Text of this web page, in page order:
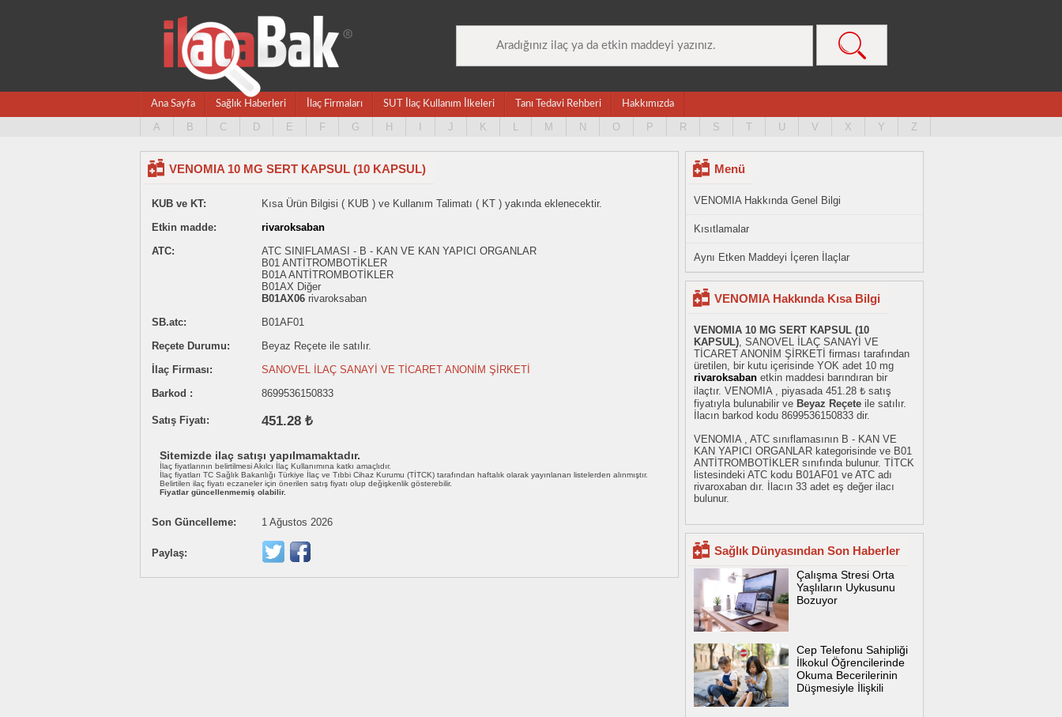
Ana Sayfa Sağlık Haberleri İlaç Firmaları SUT İlaç Kullanım İlkeleri Tanı Tedavi Rehberi Hakkımızda
A B C D E F G H J K L M N O P R S T U V X Y Z
VENOMIA 10 MG SERT KAPSUL (10 KAPSUL)
KUB ve KT:
Kısa Ürün Bilgisi ( KUB ) ve Kullanım Talimatı ( KT ) yakında eklenecektir.
Etkin madde:
rivaroksaban
ATC:
ATC SINIFLAMASI - B - KAN VE KAN YAPICI ORGANLAR
B01 ANTİTROMBOTİKLER
B01A ANTİTROMBOTİKLER
B01AX Diğer
B01AX06 rivaroksaban
SB.atc:
B01AF01
Reçete Durumu:
Beyaz Reçete ile satılır.
İlaç Firması:
SANOVEL İLAÇ SANAYİ VE TİCARET ANONİM ŞİRKETİ
Barkod :
8699536150833
Satış Fiyatı: 451.28 ₺
Sitemizde ilaç satışı yapılmamaktadır.
İlaç fiyatlarının belirtilmesi Akılcı İlaç Kullanımına katkı amaçlıdır.
İlaç fiyatları TC Sağlık Bakanlığı Türkiye İlaç ve Tıbbi Cihaz Kurumu (TİTCK) tarafından haftalık olarak yayınlanan listelerden alınmıştır.
Belirtilen ilaç fiyatı eczaneler için önerilen satış fiyatı olup değişkenlik gösterebilir.
Fiyatlar güncellenmemiş olabilir.
Son Güncelleme: 1 Ağustos 2026
Paylaş:
Menü
VENOMIA Hakkında Genel Bilgi
Kısıtlamalar
Aynı Etken Maddeyi İçeren İlaçlar
VENOMIA Hakkında Kısa Bilgi
VENOMIA 10 MG SERT KAPSUL (10
KAPSUL), SANOVEL İLAÇ SANAYİ VE
TİCARET ANONİM ŞİRKETİ firması tarafından
üretilen, bir kutu içerisinde YOK adet 10 mg
rivaroksaban etkin maddesi barındıran bir
ilaçtır. VENOMIA , piyasada 451.28 ₺ satış
fiyatıyla bulunabilir ve Beyaz Reçete ile satılır.
İlacın barkod kodu 8699536150833 dir.
VENOMIA , ATC sınıflamasının B - KAN VE
KAN YAPICI ORGANLAR kategorisinde ve B01
ANTİTROMBOTİKLER sınıfında bulunur. TİTCK
listesindeki ATC kodu B01AF01 ve ATC adı
rivaroxaban dır. İlacın 33 adet eş değer ilacı
bulunur.
Sağlık Dünyasından Son Haberler
Çalışma Stresi Orta
Yaşlıların Uykusunu
Bozuyor
Cep Telefonu Sahipliği
İlkokul Öğrencilerinde
Okuma Becerilerinin
Düşmesiyle İlişkili